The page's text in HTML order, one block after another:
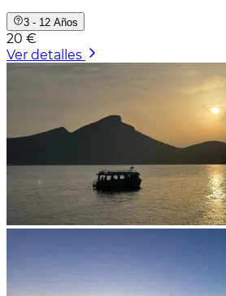
3 - 12 Años
20 €
Ver detalles